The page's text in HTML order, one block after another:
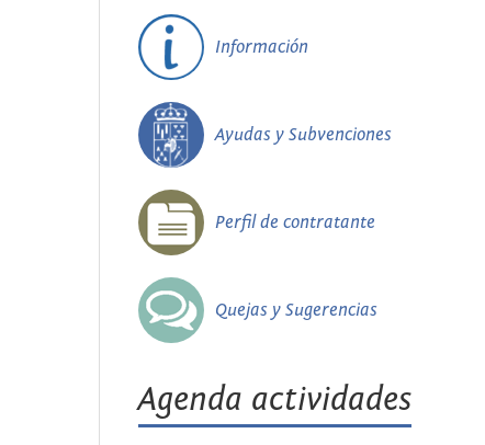
Información
Ayudas y Subvenciones
Perfil de contratante
Quejas y Sugerencias
Agenda actividades